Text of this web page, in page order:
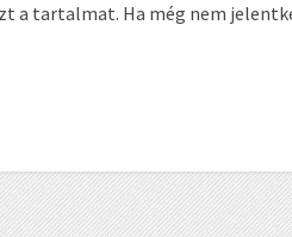
a tartalmat. Ha még nem